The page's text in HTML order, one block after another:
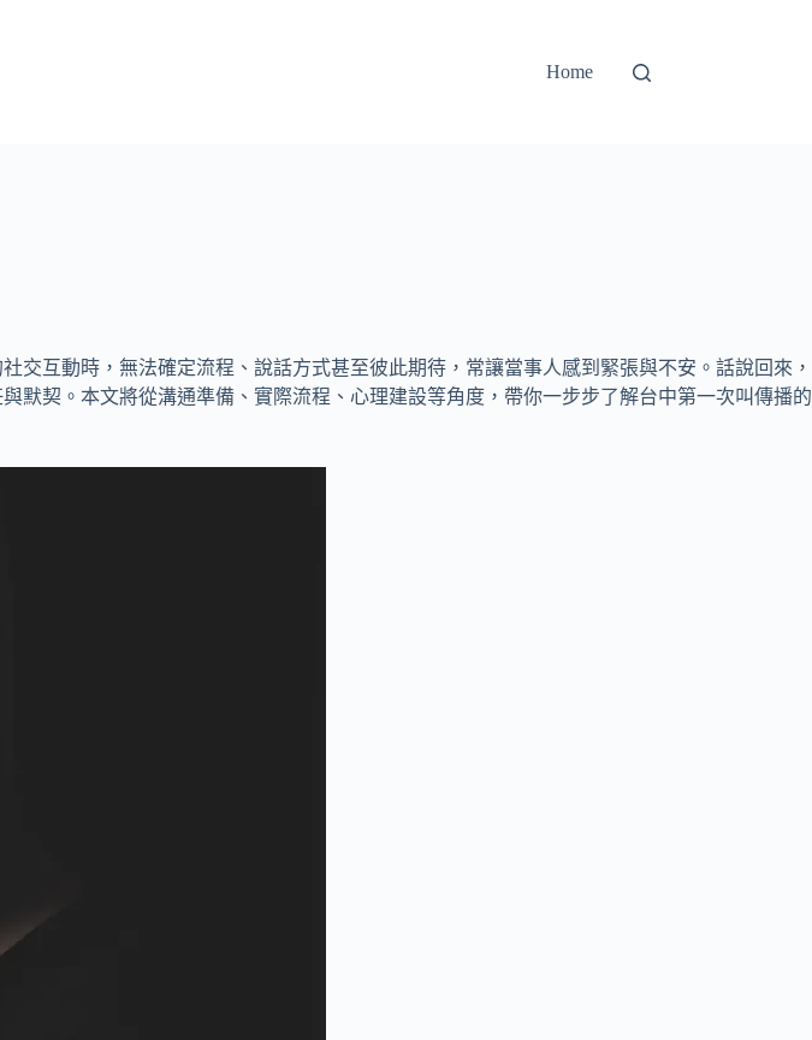
Home
交互動時，無法確定流程、說話方式甚至彼此期待，常讓當事人感到緊張與不安。話說回來，
默契。本文將從溝通準備、實際流程、心理建設等角度，帶你一步步了解台中第一次叫傳播的